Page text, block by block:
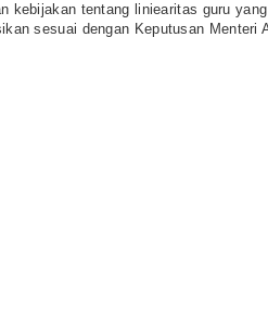
kebijakan tentang liniearitas guru
sesuai dengan Keputusan Menteri